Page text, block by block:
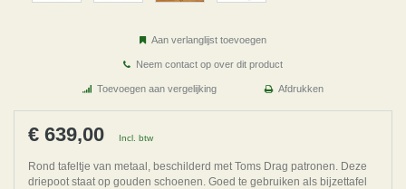
Aan verlanglijst toevoegen
Neem contact op over dit product
Toevoegen aan vergelijking Afdrukken
€ 639,00 Incl. btw
Rond tafeltje van metaal, beschilderd met Toms Drag patronen. Deze
driepoot staat op gouden schoenen. Goed te gebruiken als bijzettafel